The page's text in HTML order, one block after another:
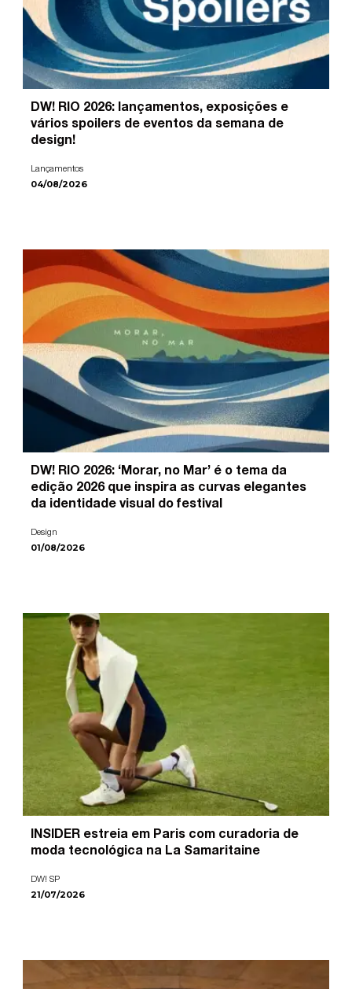
DW! RIO 2026: lançamentos, exposições e
vários spoilers de eventos da semana de
design!
Lançamentos
04/08/2026
DW! RIO 2026: ‘Morar, no Mar’ é o tema da
edição 2026 que inspira as curvas elegantes
da identidade visual do festival
Design
01/08/2026
INSIDER estreia em Paris com curadoria de
moda tecnológica na La Samaritaine
DW! SP
21/07/2026